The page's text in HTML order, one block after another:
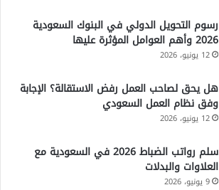
رسوم التحويل الدولي في البنوك السعودية
2026 وأهم العوامل المؤثرة عليها
12 يونيو، 2026
هل يحق لصاحب العمل رفض الاستقالة؟ الإجابة
وفق نظام العمل السعودي
12 يونيو، 2026
سلم رواتب الضباط 2026 في السعودية مع
العلاوات والبدلات
9 يونيو، 2026